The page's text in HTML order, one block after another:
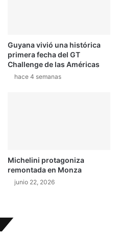
Guyana vivió una histórica
primera fecha del GT
Challenge de las Américas
hace 4 semanas
Michelini protagoniza
remontada en Monza
junio 22, 2026